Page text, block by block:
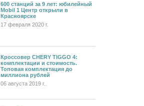
600 станций за 9 лет: юбилейный
Mobil 1 Центр открыли в
Красноярске
17 февраля 2020 г.
Кроссовер CHERY TIGGO 4:
комплектации и стоимость.
Топовая комплектация до
миллиона рублей
06 августа 2019 г.